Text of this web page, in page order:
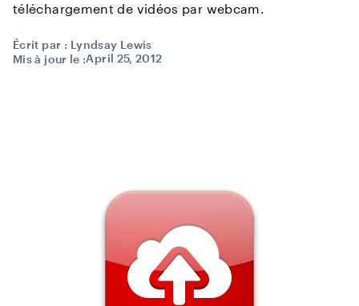
téléchargement de vidéos par webcam.
Écrit par : Lyndsay Lewis
Mis à jour le :April 25, 2012